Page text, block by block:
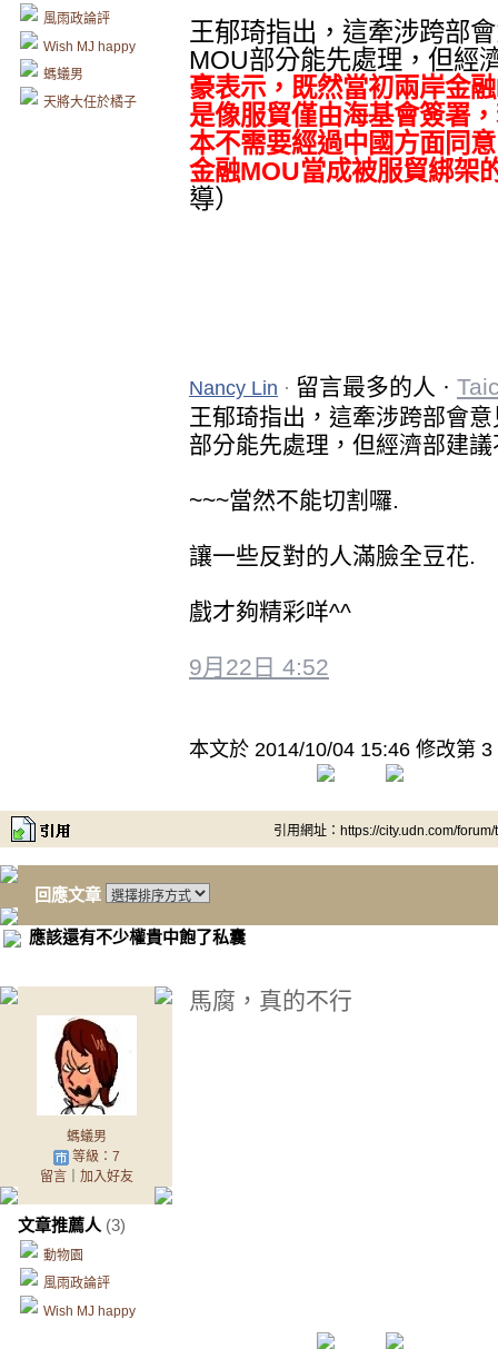
風雨政論評
Wish MJ happy
螞蟻男
天將大任於橘子
王郁琦指出，這牽涉跨部
MOU部分能先處理，但經
豪表示，既然當初兩岸金
是像服貿僅由海基會簽署
本不需要經過中國方面同
金融MOU當成被服貿綁架
導）
Nancy Lin · 留言最多的人 ·
王郁琦指出，這牽涉跨部會
部分能先處理，但經濟部建
~~~當然不能切割囉.
讓一些反對的人滿臉全豆花.
戲才夠精彩咩^^
9月22日 4:52
本文於 2014/10/04 15:46 修改第 3
引用網址：https://city.udn.com/
回應文章
應該還有不少權貴中飽了私囊
螞蟻男
等級：7
留言｜ 加入好友
文章推薦人 (3)
動物園
風雨政論評
Wish MJ happy
馬腐，真的不行